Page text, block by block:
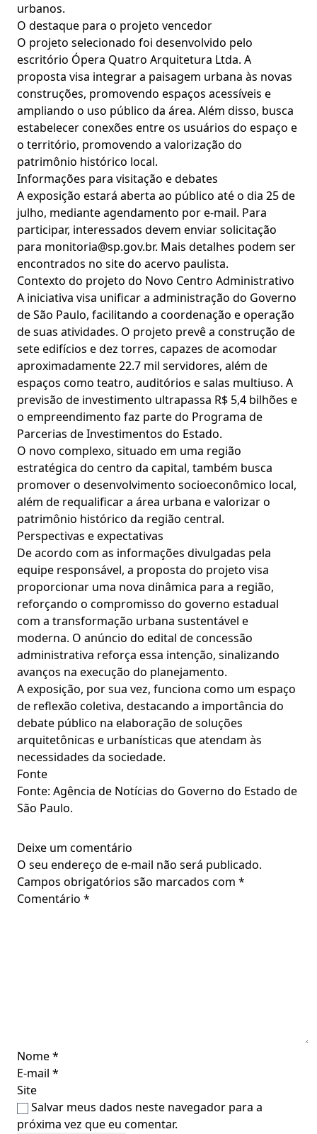
urbanos.
O destaque para o projeto vencedor
O projeto selecionado foi desenvolvido pelo
escritório Ópera Quatro Arquitetura Ltda. A
proposta visa integrar a paisagem urbana às novas
construções, promovendo espaços acessíveis e
ampliando o uso público da área. Além disso, busca
estabelecer conexões entre os usuários do espaço e
o território, promovendo a valorização do
patrimônio histórico local.
Informações para visitação e debates
A exposição estará aberta ao público até o dia 25 de
julho, mediante agendamento por e-mail. Para
participar, interessados devem enviar solicitação
para monitoria@sp.gov.br. Mais detalhes podem ser
encontrados no site do acervo paulista.
Contexto do projeto do Novo Centro Administrativo
A iniciativa visa unificar a administração do Governo
de São Paulo, facilitando a coordenação e operação
de suas atividades. O projeto prevê a construção de
sete edifícios e dez torres, capazes de acomodar
aproximadamente 22.7 mil servidores, além de
espaços como teatro, auditórios e salas multiuso. A
previsão de investimento ultrapassa R$ 5,4 bilhões e
o empreendimento faz parte do Programa de
Parcerias de Investimentos do Estado.
O novo complexo, situado em uma região
estratégica do centro da capital, também busca
promover o desenvolvimento socioeconômico local,
além de requalificar a área urbana e valorizar o
patrimônio histórico da região central.
Perspectivas e expectativas
De acordo com as informações divulgadas pela
equipe responsável, a proposta do projeto visa
proporcionar uma nova dinâmica para a região,
reforçando o compromisso do governo estadual
com a transformação urbana sustentável e
moderna. O anúncio do edital de concessão
administrativa reforça essa intenção, sinalizando
avanços na execução do planejamento.
A exposição, por sua vez, funciona como um espaço
de reflexão coletiva, destacando a importância do
debate público na elaboração de soluções
arquitetônicas e urbanísticas que atendam às
necessidades da sociedade.
Fonte
Fonte: Agência de Notícias do Governo do Estado de
São Paulo.
Deixe um comentário
O seu endereço de e-mail não será publicado.
Campos obrigatórios são marcados com *
Comentário *
Nome*
E-mail *
Site
Salvar meus dados neste navegador para a
próxima vez que eu comentar.